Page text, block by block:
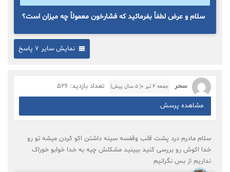
سلام و عرض لطفاً بفرمائید که فشارخون معمولاً چه میزان است؟
نمایش سایر 7 پاسخ
سحر جمعه ۴ تیر ۰( 5 سال پیش) تعداد بازدید: 526
مشاهده پرسش
سلام مادرم درد پشت قلب وقفسه سینه داشتن اکو کردن میشه تو رو
خدا اکوش رو بررسی کنید ببینید مشکلش چیه به خدا خوابو خوراک
نداریم از بس نگرانیم